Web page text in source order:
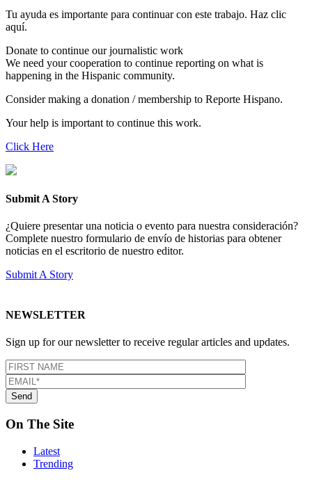
Tu ayuda es importante para continuar con este trabajo. Haz clic
aquí.
Donate to continue our journalistic work
We need your cooperation to continue reporting on what is
happening in the Hispanic community.
Consider making a donation / membership to Reporte Hispano.
Your help is important to continue this work.
Click Here
Submit A Story
¿Quiere presentar una noticia o evento para nuestra consideración?
Complete nuestro formulario de envío de historias para obtener
noticias en el escritorio de nuestro editor.
Submit A Story
NEWSLETTER
Sign up for our newsletter to receive regular articles and updates.
On The Site
Latest
Trending